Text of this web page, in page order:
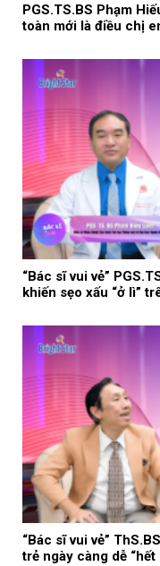
PGS.TS.BS Phạm
toàn mới là điều chị
“Bác sĩ vui vẻ”
khiến sẹo xấu “ở lì”
“Bác sĩ vui vẻ”
trẻ ngày càng dễ “hết